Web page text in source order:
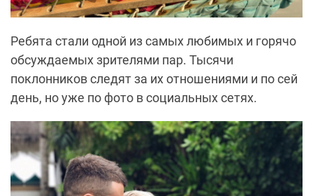
Ребята стали одной из самых любимых и горячо
обсуждаемых зрителями пар. Тысячи
поклонников следят за их отношениями и по сей
день, но уже по фото в социальных сетях.